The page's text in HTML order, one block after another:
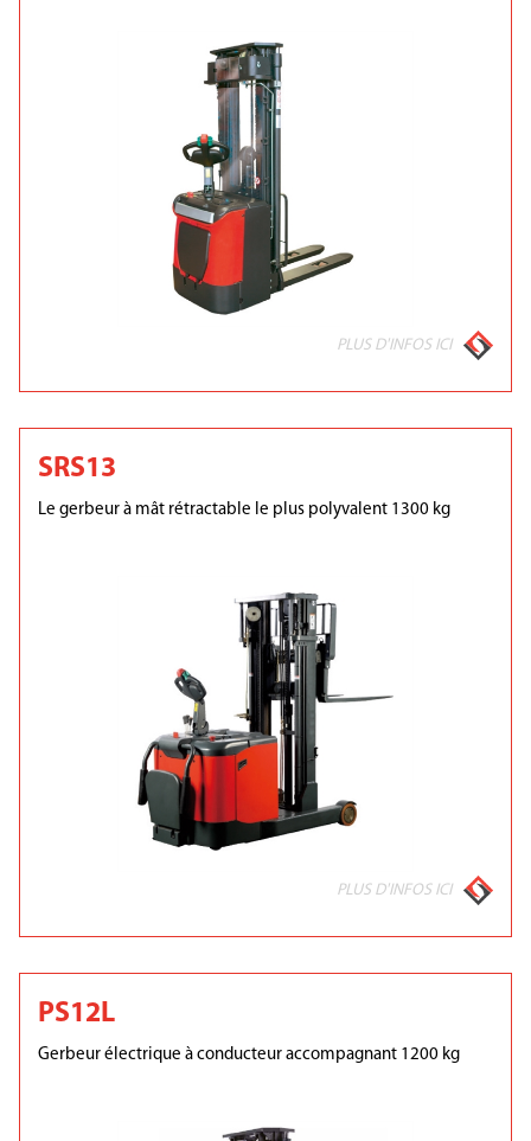
PLUS D'INFOS ICI
SRS13
Le gerbeur à mât rétractable le plus polyvalent 1300 kg
PLUS D'INFOS ICI
PS12L
Gerbeur électrique à conducteur accompagnant 1200 kg